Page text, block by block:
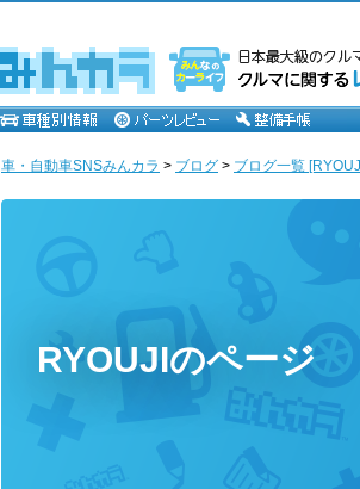
車・自動車SNSみんカラ > ブログ > ブログ一覧
RYOUJIのページ